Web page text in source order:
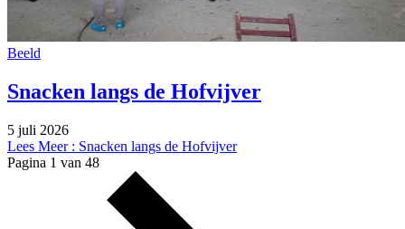
Beeld
Snacken langs de Hofvijver
5 juli 2026
Lees Meer : Snacken langs de Hofvijver
Pagina 1 van 48